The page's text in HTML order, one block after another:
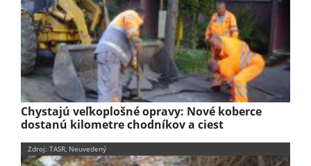
Chystajú veľkoplošné opravy: Nové koberce
dostanú kilometre chodníkov a ciest
Zdroj: TASR, Neuvedený